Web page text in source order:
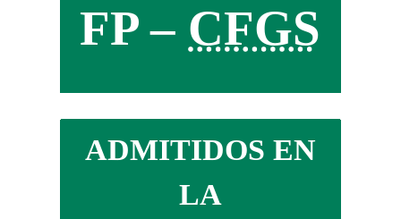
FP – CFGS
ADMITIDOS EN
LA